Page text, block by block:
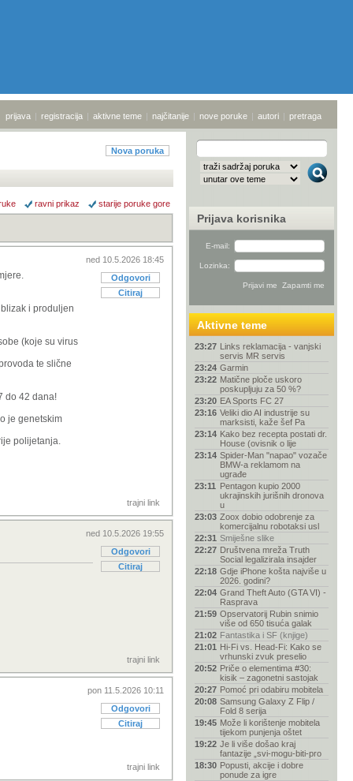
prijava | registracija | aktivne teme | najčitanije | nove poruke | autori | pretraga
Nova poruka
ravni prikaz starije poruke gore
ned 10.5.2026 18:45
Odgovori
Citiraj
i produljen
(koje su virus
te slične
do 42 dana!
je genetskim
polijetanja.
trajni link
ned 10.5.2026 19:55
Odgovori
Citiraj
trajni link
pon 11.5.2026 10:11
Odgovori
Citiraj
trajni link
Prijava korisnika
E-mail:
Lozinka:
Aktivne teme
23:27 Links reklamacija - vanjski
servis MR servis
23:24 Garmin
23:22 Matične ploče uskoro
poskupljuju za 50 %?
23:20 EA Sports FC 27
23:16 Veliki dio AI industrije su
marksisti, kaže šef Pa
23:14 Kako bez recepta postati dr.
House (ovisnik o lije
23:14 Spider-Man "napao" vozače
BMW-a reklamom na
ugrađe
23:11 Pentagon kupio 2000
ukrajinskih jurišnih dronova
u
23:03 Zoox dobio odobrenje za
komercijalnu robotaksi usl
22:31 Smiješne slike
22:27 Društvena mreža Truth
Social legalizirala insajder
22:18 Gdje iPhone košta najviše u
2026. godini?
22:04 Grand Theft Auto (GTA VI) -
Rasprava
21:59 Opservatorij Rubin snimio
više od 650 tisuća galak
21:02 Fantastika i SF (knjige)
21:01 Hi-Fi vs. Head-Fi: Kako se
vrhunski zvuk preselio
20:52 Priče o elementima #30:
kisik – zagonetni sastojak
20:27 Pomoć pri odabiru mobitela
20:08 Samsung Galaxy Z Flip /
Fold 8 serija
19:45 Može li korištenje mobitela
tijekom punjenja oštet
19:22 Je li više došao kraj
fantazije „svi-mogu-biti-pro
18:30 Popusti, akcije i dobre
ponude za igre